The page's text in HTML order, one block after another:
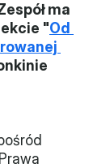
ma
"Od